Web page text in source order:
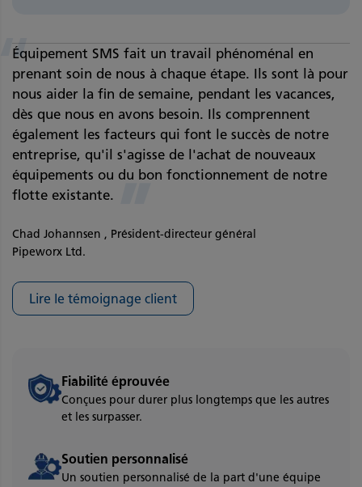
Équipement SMS fait un travail phénoménal en
prenant soin de nous à chaque étape. Ils sont là pour
nous aider la fin de semaine, pendant les vacances,
dès que nous en avons besoin. Ils comprennent
également les facteurs qui font le succès de notre
entreprise, qu'il s'agisse de l'achat de nouveaux
équipements ou du bon fonctionnement de notre
flotte existante.”
Chad Johannsen , Président-directeur général
Pipeworx Ltd.
Lire le témoignage client
Fiabilité éprouvée
Conçues pour durer plus longtemps que les autres
et les surpasser.
Soutien personnalisé
Un soutien personnalisé de la part d'une équipe